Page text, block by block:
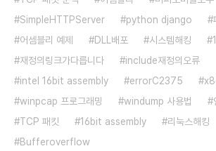
SimpleHTTPServer
python django
어셈블리 예제
DLL배포 시스템해킹
재정의링크가다릅니다
include재정의오류
intel 16bit assembly
errorC2375
winpcap 프로그래밍
windump 사용법
TCP 패킷
16bit assembly 리눅스해킹
Bufferoverflow